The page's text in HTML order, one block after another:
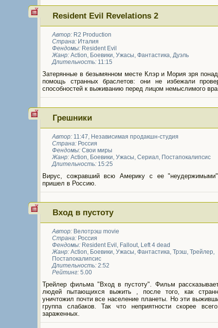
Resident Evil Revelations 2
Автор: R2 Production
Страна: Италия
Фендомы: Resident Evil
Жанр: Action, Боевики, Ужасы, Фантастика, Дуэль
Длительность: 11:15
Затерянные в безымянном месте Клэр и Мория зря
помощь странных браслетов: они не избежали
способностей к выживанию перед лицом немыслимого
Грешники
Автор: 11:47, Независимая продакшн-студия
Страна: Россия
Фендомы: Свои миры
Жанр: Action, Боевики, Ужасы, Сериал, Постапокалипсис
Длительность: 15:25
Вирус, сожравший всю Америку с ее
пришел в Россию.
Вход в пустоту
Автор: Велотрэш movie
Страна: Россия
Фендомы: Resident Evil , Fallout, Left 4 dead
Жанр: Action, Боевики, Ужасы, Фантастика, Трэш, Трейлер,
Постапокалипсис
Длительность: 2:52
Рейтинг: 5.00
Трейлер фильма "Вход в пустоту". Фильм
людей пытающихся выжить , после того, как
уничтожил почти все население планеты. Но эти
группа слабаков. Так что неприятности скорее
зараженных.